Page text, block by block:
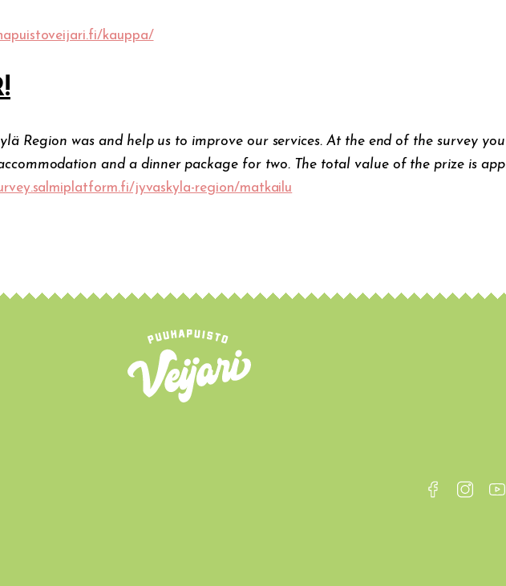
kauppa/
Region was and help us to improve our services. At the end of the survey
and a dinner package for two. The total value of the prize is
jyvaskyla-region/matkailu